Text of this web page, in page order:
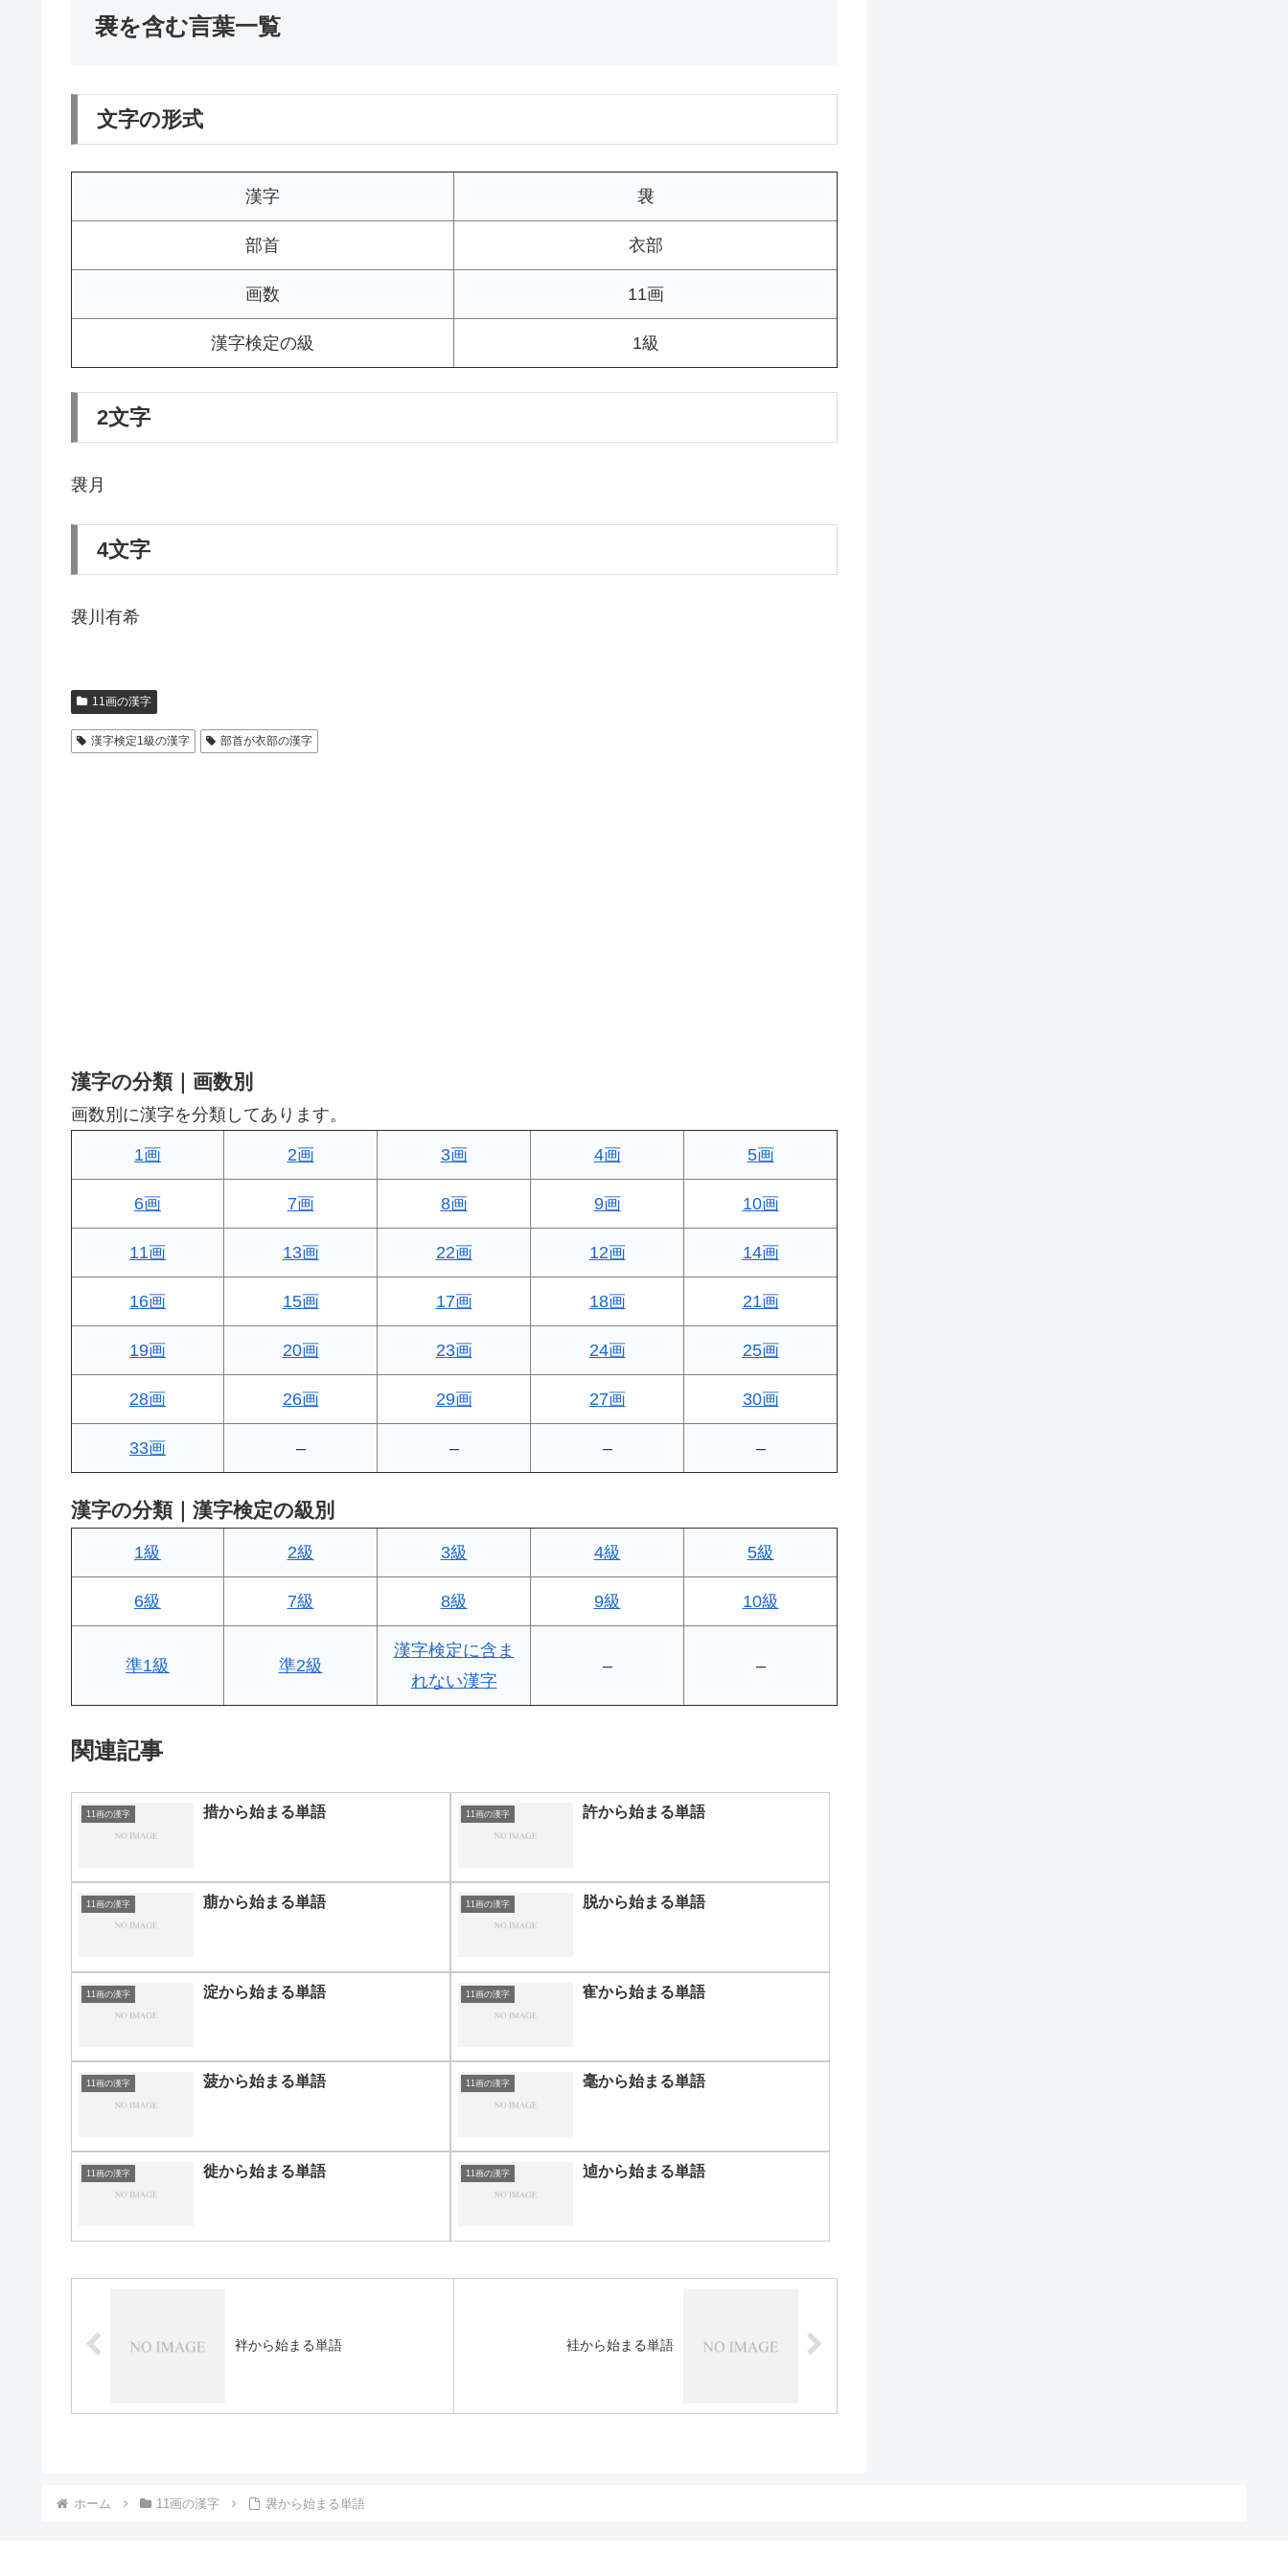
袰を含む言葉一覧
文字の形式
漢字 袰
部首 衣部
画数 11画
漢字検定の級 1級
2文字
袰月
4文字
袰川有希
11画の漢字
漢字検定1級の漢字 部首が衣部の漢字
漢字の分類｜画数別
画数別に漢字を分類してあります。
1画 2画 3画 4画 5画
6画 7画 8画 9画 10画
11画 13画 22画 12画 14画
16画 15画 17画 18画 21画
19画 20画 23画 24画 25画
28画 26画 29画 27画 30画
33画 – – – –
漢字の分類｜漢字検定の級別
1級 2級 3級 4級 5級
6級 7級 8級 9級 10級
準1級 準2級
漢字検定に含ま
れない漢字
– –
関連記事
11画の漢字 措から始まる単語 11画の漢字 許から始まる単語
11画の漢字 萠から始まる単語 11画の漢字 脱から始まる単語
11画の漢字 淀から始まる単語 11画の漢字 寉から始まる単語
11画の漢字 菠から始まる単語 11画の漢字 毫から始まる単語
11画の漢字 徙から始まる単語 11画の漢字 逌から始まる単語
袢から始まる単語 袿から始まる単語
ホーム 11画の漢字 袰から始まる単語